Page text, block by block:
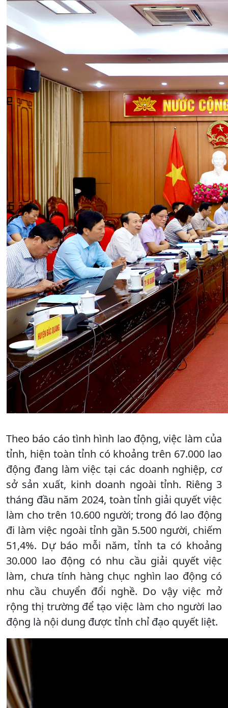
Theo báo cáo tình hình lao động, việc làm của
tỉnh, hiện toàn tỉnh có khoảng trên 67.000 lao
động đang làm việc tại các doanh nghiệp, cơ
sở sản xuất, kinh doanh ngoài tỉnh. Riêng 3
tháng đầu năm 2024, toàn tỉnh giải quyết việc
làm cho trên 10.600 người; trong đó lao động
đi làm việc ngoài tỉnh gần 5.500 người, chiếm
51,4%. Dự báo mỗi năm, tỉnh ta có khoảng
30.000 lao động có nhu cầu giải quyết việc
làm, chưa tính hàng chục nghìn lao động có
nhu cầu chuyển đổi nghề. Do vậy việc mở
rộng thị trường để tạo việc làm cho người lao
động là nội dung được tỉnh chỉ đạo quyết liệt.